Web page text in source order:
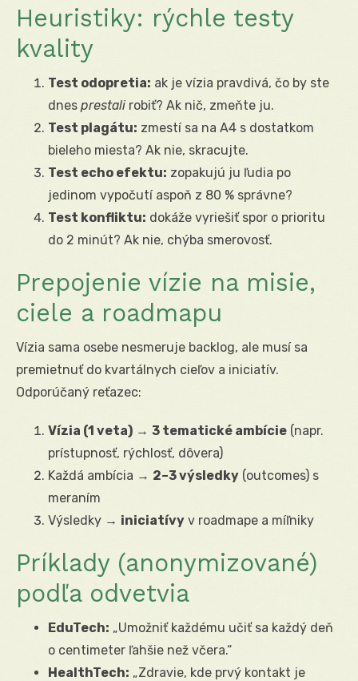
Heuristiky: rýchle testy
kvality
Test odopretia: ak je vízia pravdivá, čo by ste
dnes prestali robiť? Ak nič, zmeňte ju.
Test plagátu: zmestí sa na A4 s dostatkom
bieleho miesta? Ak nie, skracujte.
Test echo efektu: zopakujú ju ľudia po
jedinom vypočutí aspoň z 80 % správne?
Test konfliktu: dokáže vyriešiť spor o prioritu
do 2 minút? Ak nie, chýba smerovosť.
Prepojenie vízie na misie,
ciele a roadmapu
Vízia sama osebe nesmeruje backlog, ale musí sa
premietnuť do kvartálnych cieľov a iniciatív.
Odporúčaný reťazec:
Vízia (1 veta) → 3 tematické ambície (napr.
prístupnosť, rýchlosť, dôvera)
Každá ambícia → 2–3 výsledky (outcomes) s
meraním
Výsledky → iniciatívy v roadmape a míľniky
Príklady (anonymizované)
podľa odvetvia
EduTech: „Umožniť každému učiť sa každý deň
o centimeter ľahšie než včera.“
HealthTech: „Zdravie, kde prvý kontakt je